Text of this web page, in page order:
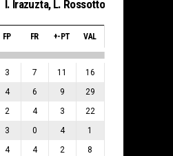
I. Irazuzta, L. Rossotto
FP FR +-PT VAL
3 7 11 16
4 6 9 29
2 4 3 22
3 0 4 1
4 4 2 8